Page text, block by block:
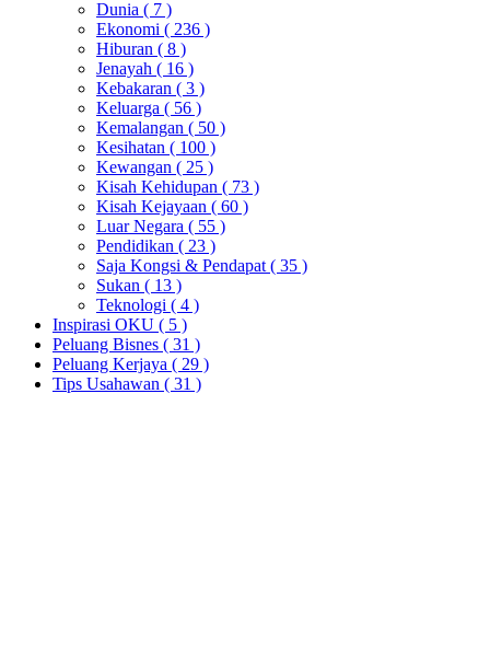
Dunia ( 7 )
Ekonomi ( 236 )
Hiburan ( 8 )
Jenayah ( 16 )
Kebakaran ( 3 )
Keluarga ( 56 )
Kemalangan ( 50 )
Kesihatan ( 100 )
Kewangan ( 25 )
Kisah Kehidupan ( 73 )
Kisah Kejayaan ( 60 )
Luar Negara ( 55 )
Pendidikan ( 23 )
Saja Kongsi & Pendapat( 35 )
Sukan ( 13 )
Teknologi ( 4 )
Inspirasi OKU ( 5 )
Peluang Bisnes ( 31 )
Peluang Kerjaya ( 29 )
Tips Usahawan ( 31 )